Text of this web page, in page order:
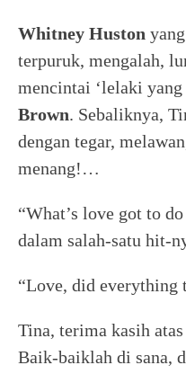
Whitney Huston
terpuruk, mengalah,
mencintai ‘lelaki yang
Brown. Sebaliknya,
dengan tegar,
menang!…
“What’s love got to
dalam salah-satu hit-
“Love, did
Tina, terima kasih
Baik-baiklah di sana,